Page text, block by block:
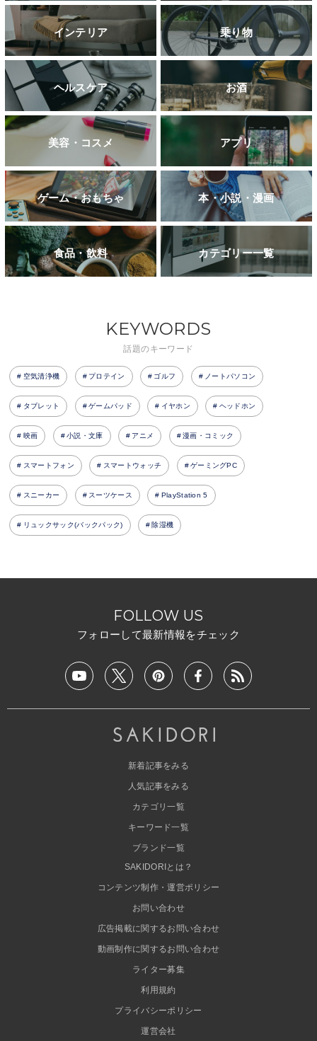
インテリア 乗り物
ヘルスケア お酒
美容・コスメ アプリ
ゲーム・おもちゃ 本・小説・漫画
食品・飲料 カテゴリー一覧
KEYWORDS
話題のキーワード
空気清浄機 プロテイン ゴルフ ノートパソコン
タブレット ゲームパッド イヤホン ヘッドホン
映画 小説・文庫 アニメ 漫画・コミック
スマートフォン スマートウォッチ ゲーミングPC
スニーカー スーツケース PlayStation 5
リュックサック(バックパック) 除湿機
FOLLOW US
フォローして最新情報をチェック
新着記事をみる
人気記事をみる
カテゴリ一覧
キーワード一覧
ブランド一覧
SAKIDORIとは？
コンテンツ制作・運営ポリシー
お問い合わせ
広告掲載に関するお問い合わせ
動画制作に関するお問い合わせ
ライター募集
利用規約
プライバシーポリシー
運営会社